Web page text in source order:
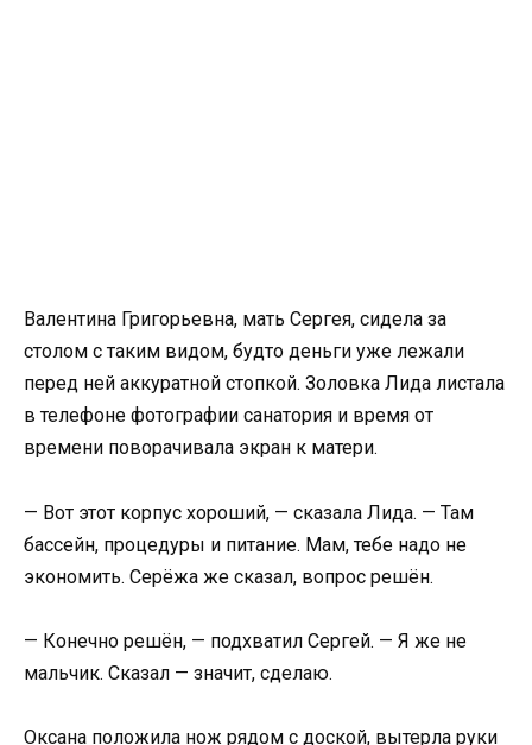
Валентина Григорьевна, мать Сергея, сидела за
столом с таким видом, будто деньги уже лежали
перед ней аккуратной стопкой. Золовка Лида листала
в телефоне фотографии санатория и время от
времени поворачивала экран к матери.
— Вот этот корпус хороший, — сказала Лида. — Там
бассейн, процедуры и питание. Мам, тебе надо не
экономить. Серёжа же сказал, вопрос решён.
— Конечно решён, — подхватил Сергей. — Я же не
мальчик. Сказал — значит, сделаю.
Оксана положила нож рядом с доской, вытерла руки